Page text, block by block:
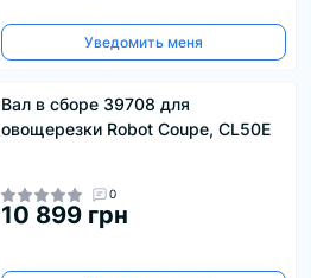
Уведомить меня
Вал в сборе 39708 для
овощерезки Robot Coupe, CL50E
0
10 899 грн